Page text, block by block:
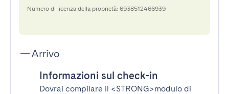
Numero di licenza della proprietà: 6938512466939
Arrivo
Informazioni sul check-in
Dovrai compilare il <STRONG>modulo di